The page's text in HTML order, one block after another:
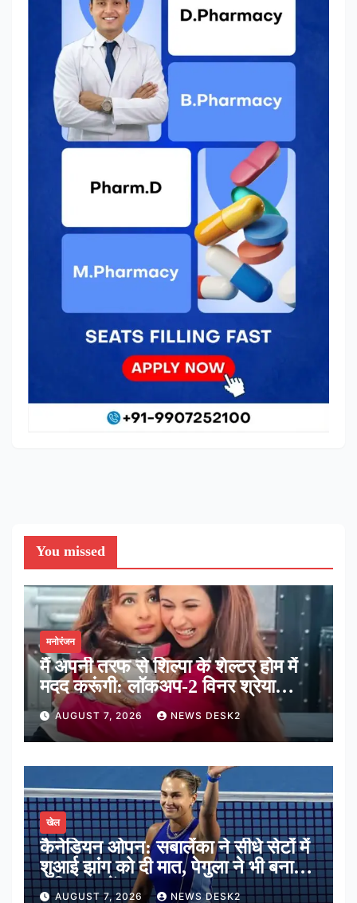
You missed
मनोरंजन
मैं अपनी तरफ से शिल्पा के शेल्टर होम में
मदद करूंगी: लॉकअप-2 विनर श्रेया
कालरा
AUGUST 7, 2026 NEWS DESK2
खेल
कैनेडियन ओपन: सबालेंका ने सीधे सेटों में
शुआई झांग को दी मात, पेगुला ने भी बनाई
अंतिम 16 में जगह
AUGUST 7, 2026 NEWS DESK2